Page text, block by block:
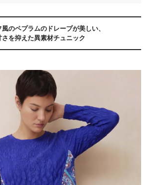
風のペプラムのドレープが美しい、
さを抑えた異素材チュニック